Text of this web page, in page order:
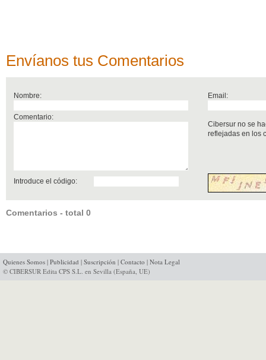
Envíanos tus Comentarios
Nombre: Email:
Comentario:
Cibersur no se
reflejadas en los
Introduce el código:
Comentarios - total 0
Quienes Somos | Publicidad | Suscripción | Contacto | Nota Legal
© CIBERSUR Edita CPS S.L. en Sevilla (España, UE)